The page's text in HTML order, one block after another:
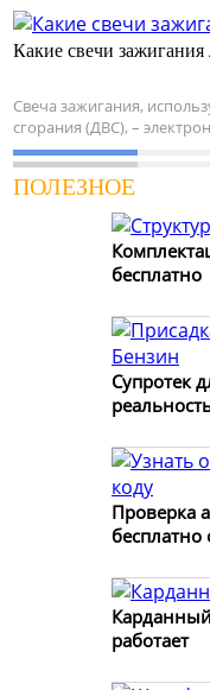
Какие свечи зажигания
Свеча зажигания,
сгорания (ДВС), –
ПОЛЕЗНОЕ
бесплатно
Супротек
Проверка
бесплатно
работает